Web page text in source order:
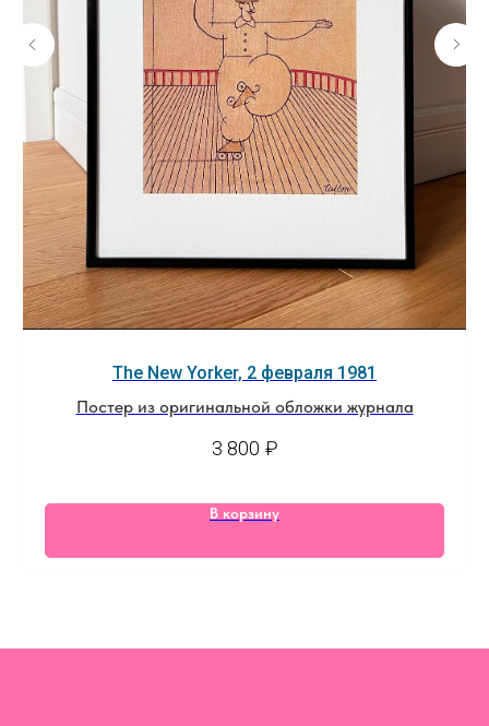
The New Yorker, 2 февраля 1981
Постер из оригинальной обложки журнала
3 800 ₽
В корзину